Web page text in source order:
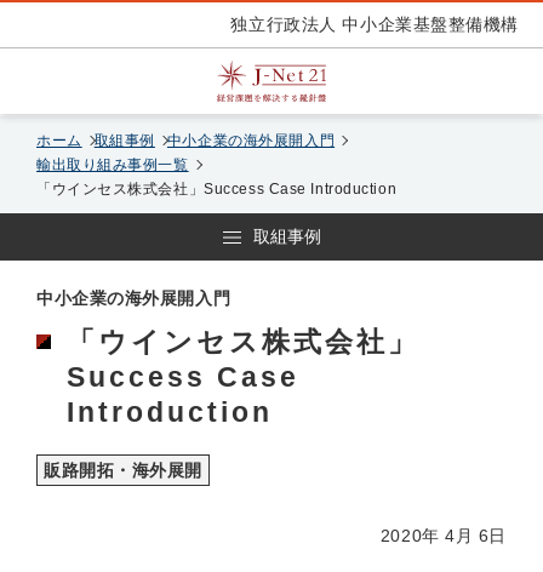
独立行政法人 中小企業基盤整備機構
ホーム 取組事例
中小企業の海外展開入門
輸出取り組み事例一覧
「ウインセス株式会社」Success Case Introduction
取組事例
中小企業の海外展開入門
「ウインセス株式会社」
Success Case
Introduction
販路開拓・海外展開
2020年 4月 6日